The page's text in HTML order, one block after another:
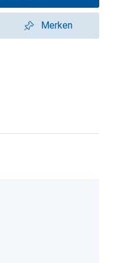
Merken